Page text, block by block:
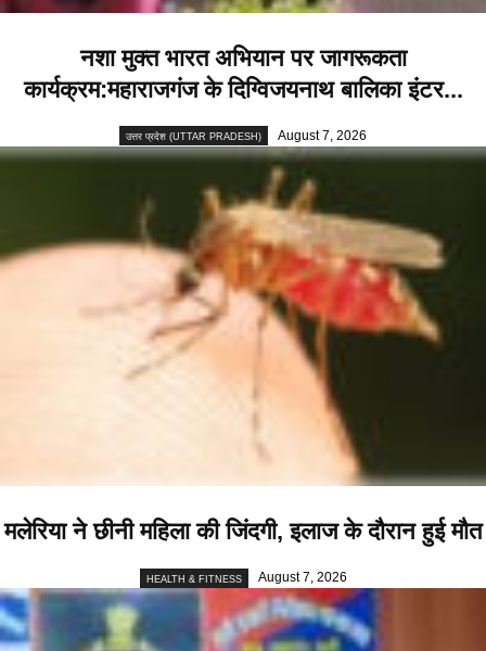
नशा मुक्त भारत अभियान पर जागरूकता
कार्यक्रम:महाराजगंज के दिग्विजयनाथ बालिका इंटर...
उत्तर प्रदेश (UTTAR PRADESH) August 7, 2026
मलेरिया ने छीनी महिला की जिंदगी, इलाज के दौरान हुई मौत
HEALTH & FITNESS August 7, 2026